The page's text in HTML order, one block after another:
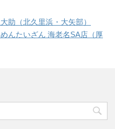
助（北久里浜・大矢部）
んたいざん 海老名SA店（厚